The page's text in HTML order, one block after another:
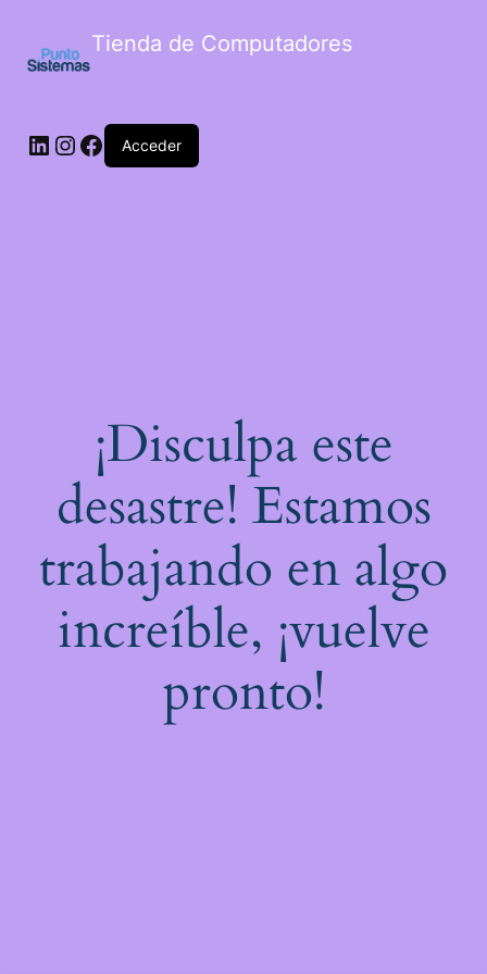
Tienda de Computadores
Acceder
¡Disculpa este
desastre! Estamos
trabajando en algo
increíble, ¡vuelve
pronto!